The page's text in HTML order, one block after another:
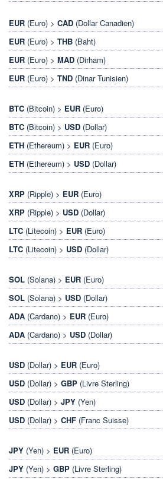
EUR (Euro) > CAD (Dollar Canadien)
EUR (Euro) > THB (Baht)
EUR (Euro) > MAD (Dirham)
EUR (Euro) > TND (Dinar Tunisien)
BTC (Bitcoin) > EUR (Euro)
BTC (Bitcoin) > USD (Dollar)
ETH (Ethereum) > EUR (Euro)
ETH (Ethereum) > USD (Dollar)
XRP (Ripple) > EUR (Euro)
XRP (Ripple) > USD (Dollar)
LTC (Litecoin) > EUR (Euro)
LTC (Litecoin) > USD (Dollar)
SOL (Solana) > EUR (Euro)
SOL (Solana) > USD (Dollar)
ADA (Cardano) > EUR (Euro)
ADA (Cardano) > USD (Dollar)
USD (Dollar) > EUR (Euro)
USD (Dollar) > GBP (Livre Sterling)
USD (Dollar) > JPY (Yen)
USD (Dollar) > CHF (Franc Suisse)
JPY (Yen) > EUR (Euro)
JPY (Yen) > GBP (Livre Sterling)